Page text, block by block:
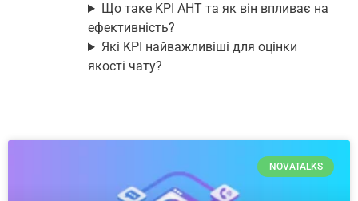
Що таке KPI AHT та як він впливає на
ефективність?
Які KPI найважливіші для оцінки
якості чату?
NOVATALKS